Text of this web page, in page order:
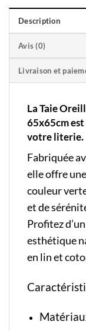
Description
Avis (0)
Livraison et
LaTaieO
65x65cm
votre literie.
Fabriquée
elle offre
couleur
et de
Profitez
esthétique
en lin et